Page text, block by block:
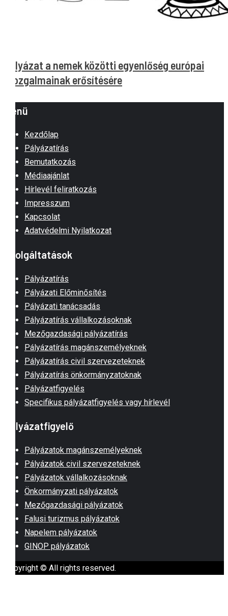
Pályázat a nemek közötti egyenlőség európai
mozgalmainak erősítésére
Menü
Kezdőlap
Pályázatírás
Bemutatkozás
Médiaajánlat
Hírlevél feliratkozás
Impresszum
Kapcsolat
Adatvédelmi Nyilatkozat
Szolgáltatások
Pályázatírás
Pályázati Előminősítés
Pályázati tanácsadás
Pályázatírás vállalkozásoknak
Mezőgazdasági pályázatírás
Pályázatírás magánszemélyeknek
Pályázatírás civil szervezeteknek
Pályázatírás önkormányzatoknak
Pályázatfigyelés
Specifikus pályázatfigyelés vagy hírlevél
Pályázatfigyelő
Pályázatok magánszemélyeknek
Pályázatok civil szervezeteknek
Pályázatok vállalkozásoknak
Önkormányzati pályázatok
Mezőgazdasági pályázatok
Falusi turizmus pályázatok
Napelem pályázatok
GINOP pályázatok
Copyright © All rights reserved.